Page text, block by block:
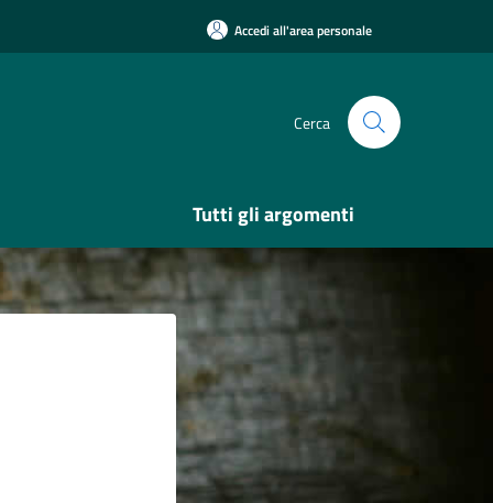
Accedi all'area personale
Cerca
Tutti gli argomenti